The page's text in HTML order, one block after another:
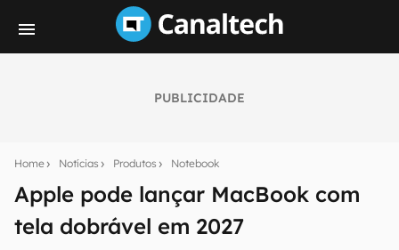
PUBLICIDADE
Home Notícias Produtos Notebook
Apple pode lançar MacBook com
tela dobrável em 2027
notícias e reviews sobre tecnologia em primeira
mão.
E-mail